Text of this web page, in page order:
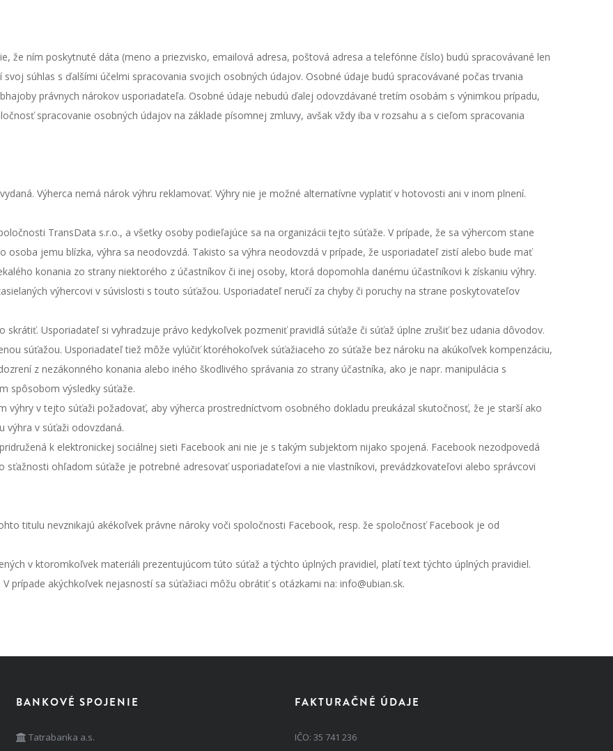
že ním poskytnuté dáta (meno a priezvisko, emailová adresa, poštová adresa a telefónne číslo) budú spracovávané len
súhlas s ďalšími účelmi spracovania svojich osobných údajov. Osobné údaje budú spracovávané počas trvania
právnych nárokov usporiadateľa. Osobné údaje nebudú ďalej odovzdávané tretím osobám s výnimkou prípadu,
spracovanie osobných údajov na základe písomnej zmluvy, avšak vždy iba v rozsahu a s cieľom spracovania
Výherca nemá nárok výhru reklamovať. Výhry nie je možné alternatívne vyplatiť v hotovosti ani v inom plnení.
TransData s.r.o., a všetky osoby podieľajúce sa na organizácii tejto súťaže. V prípade, že sa výhercom stane
jemu blízka, výhra sa neodovzdá. Takisto sa výhra neodovzdá v prípade, že usporiadateľ zistí alebo bude mať
konania zo strany niektorého z účastníkov či inej osoby, ktorá dopomohla danému účastníkovi k získaniu výhry.
výhercovi v súvislosti s touto súťažou. Usporiadateľ neručí za chyby či poruchy na strane poskytovateľov
Usporiadateľ si vyhradzuje právo kedykoľvek pozmeniť pravidlá súťaže či súťaž úplne zrušiť bez udania dôvodov.
súťažou. Usporiadateľ tiež môže vylúčiť ktoréhokoľvek súťažiaceho zo súťaže bez nároku na akúkoľvek kompenzáciu,
z nezákonného konania alebo iného škodlivého správania zo strany účastníka, ako je napr. manipulácia s
spôsobom výsledky súťaže.
výhry v tejto súťaži požadovať, aby výherca prostredníctvom osobného dokladu preukázal skutočnosť, že je starší ako
výhra v súťaži odovzdaná.
k elektronickej sociálnej sieti Facebook ani nie je s takým subjektom nijako spojená. Facebook nezodpovedá
sťažnosti ohľadom súťaže je potrebné adresovať usporiadateľovi a nie vlastníkovi, prevádzkovateľovi alebo správcovi
titulu nevznikajú akékoľvek právne nároky voči spoločnosti Facebook, resp. že spoločnosť Facebook je od
v ktoromkoľvek materiáli prezentujúcom túto súťaž a týchto úplných pravidiel, platí text týchto úplných pravidiel.
prípade akýchkoľvek nejasností sa súťažiaci môžu obrátiť s otázkami na: info@ubian.sk.
BANKOVÉ SPOJENIE
Tatrabanka a.s.
FAKTURAČNÉ ÚDAJE
IČO: 35 741 236